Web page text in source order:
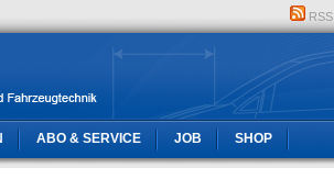
RSS
ABO & SERVICE JOB SHOP